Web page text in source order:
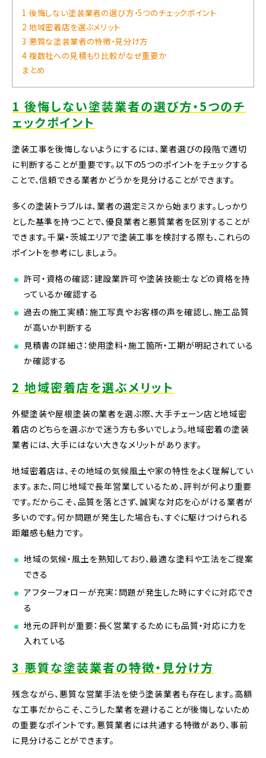
1 後悔しない塗装業者の選び方・5つのチェックポイント
2 地域密着店を選ぶメリット
3 悪質な塗装業者の特徴・見分け方
4 複数社への見積もり比較がなぜ重要か
まとめ
1 後悔しない塗装業者の選び方・5つのチ
ェックポイント
塗装工事を後悔しないようにするには、業者選びの段階で適切
に判断することが重要です。以下の5つのポイントをチェックする
ことで、信頼できる業者かどうかを見分けることができます。
多くの塗装トラブルは、業者の選定ミスから始まります。しっかり
とした基準を持つことで、優良業者と悪質業者を区別することが
できます。千葉・茨城エリアで塗装工事を検討する際も、これらの
ポイントを参考にしましょう。
許可・資格の確認：建設業許可や塗装技能士などの資格を持
っているか確認する
過去の施工実績：施工写真やお客様の声を確認し、施工品質
が高いか判断する
見積書の詳細さ：使用塗料・施工箇所・工期が明記されている
か確認する
2 地域密着店を選ぶメリット
外壁塗装や屋根塗装の業者を選ぶ際、大手チェーン店と地域密
着店のどちらを選ぶかで迷う方も多いでしょう。地域密着の塗装
業者には、大手にはない大きなメリットがあります。
地域密着店は、その地域の気候風土や家の特性をよく理解してい
ます。また、同じ地域で長年営業しているため、評判が何より重要
です。だからこそ、品質を落とさず、誠実な対応を心がける業者が
多いのです。何か問題が発生した場合も、すぐに駆けつけられる
距離感も魅力です。
地域の気候・風土を熟知しており、最適な塗料や工法をご提案
できる
アフターフォローが充実：問題が発生した時にすぐに対応でき
る
地元の評判が重要：長く営業するためにも品質・対応に力を
入れている
3 悪質な塗装業者の特徴・見分け方
残念ながら、悪質な営業手法を使う塗装業者も存在します。高額
な工事だからこそ、こうした業者を避けることが後悔しないため
の重要なポイントです。悪質業者には共通する特徴があり、事前
に見分けることができます。